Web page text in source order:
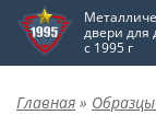
двери для
с 1995 г
Главная »